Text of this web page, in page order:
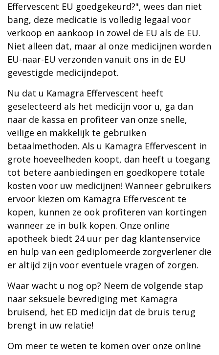
Effervescent EU goedgekeurd?", wees dan niet
bang, deze medicatie is volledig legaal voor
verkoop en aankoop in zowel de EU als de EU.
Niet alleen dat, maar al onze medicijnen worden
EU-naar-EU verzonden vanuit ons in de EU
gevestigde medicijndepot.
Nu dat u Kamagra Effervescent heeft
geselecteerd als het medicijn voor u, ga dan
naar de kassa en profiteer van onze snelle,
veilige en makkelijk te gebruiken
betaalmethoden. Als u Kamagra Effervescent in
grote hoeveelheden koopt, dan heeft u toegang
tot betere aanbiedingen en goedkopere totale
kosten voor uw medicijnen! Wanneer gebruikers
ervoor kiezen om Kamagra Effervescent te
kopen, kunnen ze ook profiteren van kortingen
wanneer ze in bulk kopen. Onze online
apotheek biedt 24 uur per dag klantenservice
en hulp van een gediplomeerde zorgverlener die
er altijd zijn voor eventuele vragen of zorgen.
Waar wacht u nog op? Neem de volgende stap
naar seksuele bevrediging met Kamagra
bruisend, het ED medicijn dat de bruis terug
brengt in uw relatie!
Om meer te weten te komen over onze online